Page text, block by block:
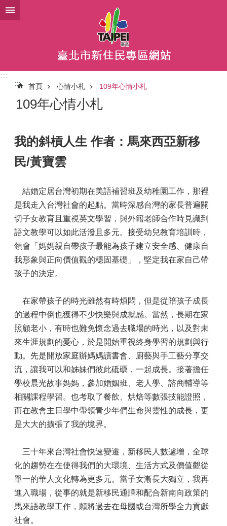
跳到主要內容區塊
:::
:::
首頁 心情小札 109年心情小札
109年心情小札
我的斜槓人生 作者：馬來西亞新移
民/黃寶雲
結婚定居台灣初期在美語補習班及幼稚園工作，那裡
是我走入台灣社會的起點。當時深感台灣的家長普遍關
切子女教育且重視英文學習，與外籍老師合作時見識到
語文教學可以如此活潑且多元。接受幼兒教育培訓時，
領會「媽媽親自帶孩子最能為孩子建立安全感、健康自
我形象與正向價值觀的穩固基礎」，堅定我在家自己帶
孩子的決定。
在家帶孩子的時光雖然有時煩悶，但是從陪孩子成長
的過程中倒也獲得不少快樂與成就感。當然，長期在家
照顧老小，有時也難免懷念過去職場的時光，以及對未
來生涯規劃的憂心，於是開始重視終身學習的規劃與行
動。先是開放家庭辦媽媽讀書會、廚藝與手工藝分享交
流，讓我可以和姊妹們彼此砥礪，一起成長。接著擔任
學校晨光故事媽媽，參加婚姻班、老人學、諮商輔導等
相關課程學習。也考取了餐飲、烘焙等數張技能證照，
而在教會主日學中帶領青少年們生命與靈性的成長，更
是大大的擴張了我的境界。
三十年來台灣社會快速變遷，新移民人數遽增，全球
化的趨勢在在使得我們的大環境、生活方式及價值觀從
單一的華人文化轉為更多元。當子女漸長大獨立，我再
進入職場，從事的就是新移民通譯和配合新南向政策的
馬來語教學工作，願將過去在母國或台灣所學全力貢獻
社會。